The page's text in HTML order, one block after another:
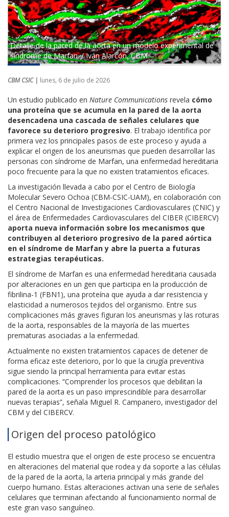
Detalle de la pared de la aorta en un modelo experimental de
síndrome de Marfan. / Iván Alarcón, CBM.
CBM CSIC | lunes, 6 de julio de 2026
Un estudio publicado en Nature Communications revela cómo
una proteína que se acumula en la pared de la aorta
desencadena una cascada de señales celulares que
favorece su deterioro progresivo. El trabajo identifica por
primera vez los principales pasos de este proceso y ayuda a
explicar el origen de los aneurismas que pueden desarrollar las
personas con síndrome de Marfan, una enfermedad hereditaria
poco frecuente para la que no existen tratamientos eficaces.
La investigación llevada a cabo por el Centro de Biología
Molecular Severo Ochoa (CBM-CSIC-UAM), en colaboración con
el Centro Nacional de Investigaciones Cardiovasculares (CNIC) y
el área de Enfermedades Cardiovasculares del CIBER (CIBERCV)
aporta nueva información sobre los mecanismos que
contribuyen al deterioro progresivo de la pared aórtica
en el síndrome de Marfan y abre la puerta a futuras
estrategias terapéuticas.
El síndrome de Marfan es una enfermedad hereditaria causada
por alteraciones en un gen que participa en la producción de
fibrilina-1 (FBN1), una proteína que ayuda a dar resistencia y
elasticidad a numerosos tejidos del organismo. Entre sus
complicaciones más graves figuran los aneurismas y las roturas
de la aorta, responsables de la mayoría de las muertes
prematuras asociadas a la enfermedad.
Actualmente no existen tratamientos capaces de detener de
forma eficaz este deterioro, por lo que la cirugía preventiva
sigue siendo la principal herramienta para evitar estas
complicaciones. “Comprender los procesos que debilitan la
pared de la aorta es un paso imprescindible para desarrollar
nuevas terapias”, señala Miguel R. Campanero, investigador del
CBM y del CIBERCV.
Origen del proceso patológico
El estudio muestra que el origen de este proceso se encuentra
en alteraciones del material que rodea y da soporte a las células
de la pared de la aorta, la arteria principal y más grande del
cuerpo humano. Estas alteraciones activan una serie de señales
celulares que terminan afectando al funcionamiento normal de
este gran vaso sanguíneo.